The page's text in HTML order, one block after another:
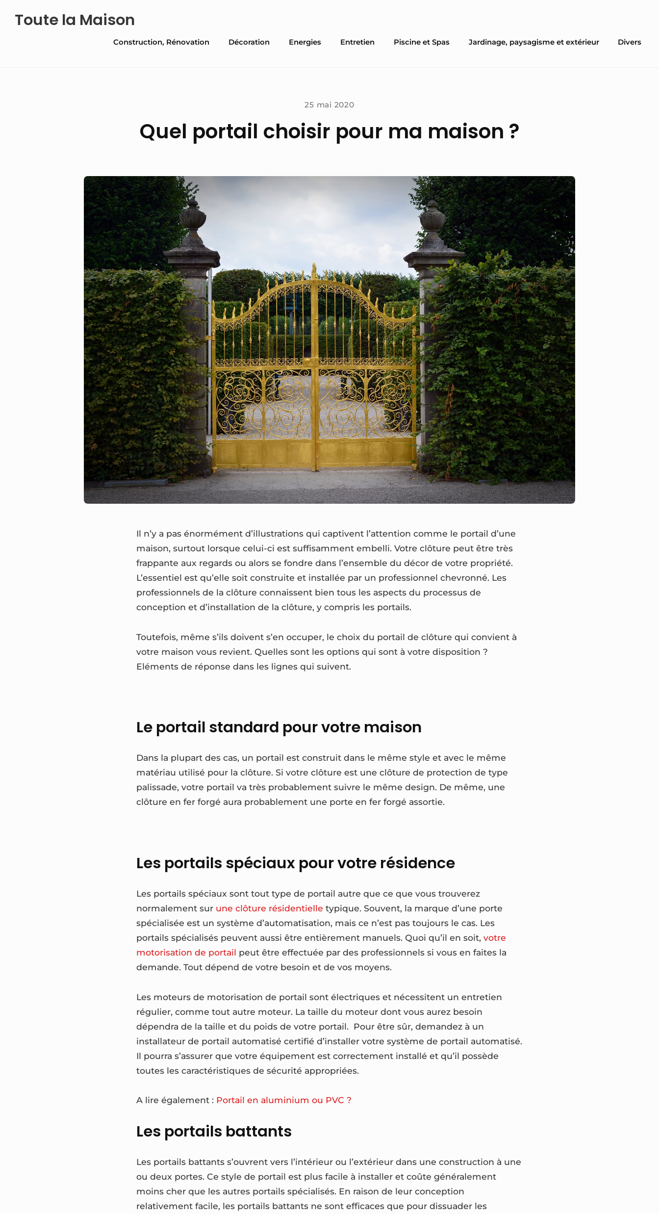
Toute la Maison
Site
Construction, Rénovation Décoration Energies Entretien Piscine et Spas Jardinage, paysagisme et extérieur Divers
25 mai 2020
Quel portail choisir pour ma maison ?
Il n’y a pas énormément d’illustrations qui captivent l’attention comme le portail d’une
maison, surtout lorsque celui-ci est suffisamment embelli. Votre clôture peut être très
frappante aux regards ou alors se fondre dans l’ensemble du décor de votre propriété.
L’essentiel est qu’elle soit construite et installée par un professionnel chevronné. Les
professionnels de la clôture connaissent bien tous les aspects du processus de
conception et d’installation de la clôture, y compris les portails.
Toutefois, même s’ils doivent s’en occuper, le choix du portail de clôture qui convient à
votre maison vous revient. Quelles sont les options qui sont à votre disposition ?
Eléments de réponse dans les lignes qui suivent.
Le portail standard pour votre maison
Dans la plupart des cas, un portail est construit dans le même style et avec le même
matériau utilisé pour la clôture. Si votre clôture est une clôture de protection de type
palissade, votre portail va très probablement suivre le même design. De même, une
clôture en fer forgé aura probablement une porte en fer forgé assortie.
Les portails spéciaux pour votre résidence
Les portails spéciaux sont tout type de portail autre que ce que vous trouverez
normalement sur une clôture résidentielle typique. Souvent, la marque d’une porte
spécialisée est un système d’automatisation, mais ce n’est pas toujours le cas. Les
portails spécialisés peuvent aussi être entièrement manuels. Quoi qu’il en soit,votre
motorisation de portail peut être effectuée par des professionnels si vous en faites la
demande. Tout dépend de votre besoin et de vos moyens.
Les moteurs de motorisation de portail sont électriques et nécessitent un entretien
régulier, comme tout autre moteur. La taille du moteur dont vous aurez besoin
dépendra de la taille et du poids de votre portail. Pour être sûr, demandez à un
installateur de portail automatisé certifié d’installer votre système de portail automatisé.
Il pourra s’assurer que votre équipement est correctement installé et qu’il possède
toutes les caractéristiques de sécurité appropriées.
A lire également : Portail en aluminium ou PVC ?
Les portails battants
Les portails battants s’ouvrent vers l’intérieur ou l’extérieur dans une construction à une
ou deux portes. Ce style de portail est plus facile à installer et coûte généralement
moins cher que les autres portails spécialisés. En raison de leur conception
relativement facile, les portails battants ne sont efficaces que pour dissuader les